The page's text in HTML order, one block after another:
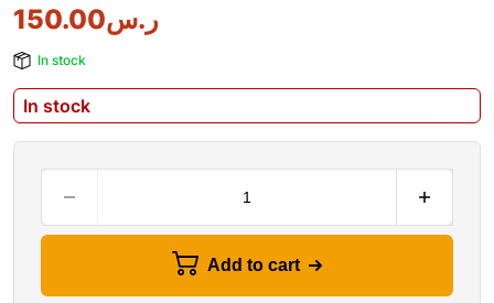
ر.س150.00
In stock
In stock
Add to cart